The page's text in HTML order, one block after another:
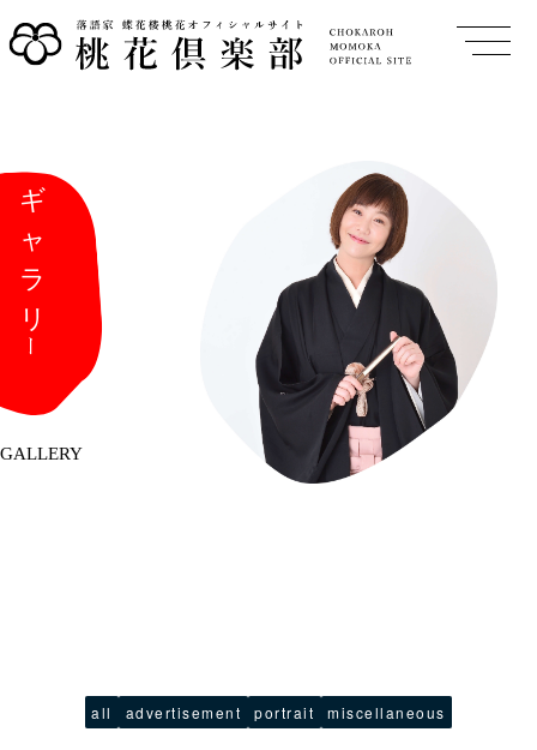
GALLERY
all advertisement portrait miscellaneous